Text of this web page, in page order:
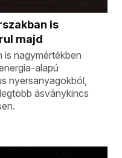
is
majd
is nagymértékben
alapú
nyersanyagokból,
ásványkincs